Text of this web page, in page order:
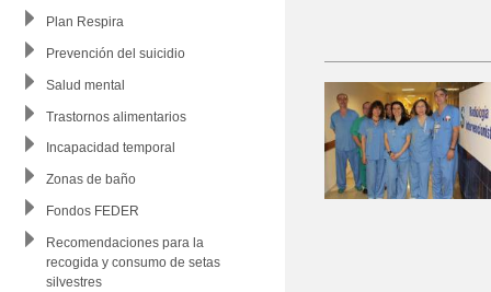
Plan Respira
Prevención del suicidio
Salud mental
Trastornos alimentarios
Incapacidad temporal
Zonas de baño
Fondos FEDER
Recomendaciones para la
recogida y consumo de setas
silvestres